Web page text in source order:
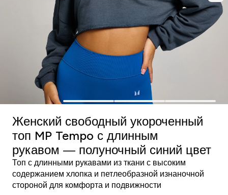
Женский свободный укороченный
топ MP Tempo с длинным
рукавом ― полуночный синий цвет
Топ с длинными рукавами из ткани с высоким
содержанием хлопка и петлеобразной изнаночной
стороной для комфорта и подвижности